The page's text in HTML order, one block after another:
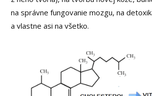
na správne fungovanie mozgu, na
a vlastne asi na všetko.